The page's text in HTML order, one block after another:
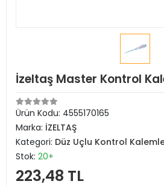
İzeltaş Master Kontrol
Ürün Kodu: 4555170165
Marka: İZELTAŞ
Kategori: Düz Uçlu Kontrol
Stok: 20+
223,48 TL